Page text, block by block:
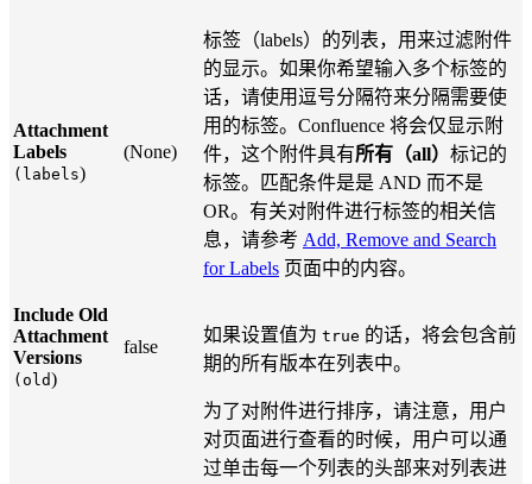
Attachment
Labels
(labels)
(None)
标签（labels）的列表，用来过滤附件
的显示。如果你希望输入多个标签的
话，请使用逗号分隔符来分隔需要使
用的标签。Confluence 将会仅显示附
件，这个附件具有所有（all） 标记的
标签。匹配条件是是 AND 而不是
OR。有关对附件进行标签的相关信
息，请参考 Add, Remove and Search
for Labels 页面中的内容。
Include Old
Attachment
Versions
(old)
false
如果设置值为 true 的话，将会包含前
期的所有版本在列表中。
为了对附件进行排序，请注意，用户
对页面进行查看的时候，用户可以通
过单击每一个列表的头部来对列表进